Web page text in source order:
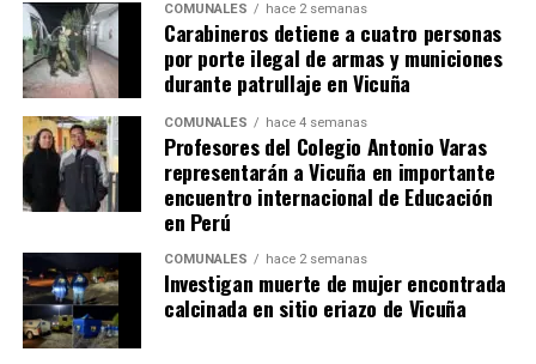
COMUNALES hace 2 semanas
Carabineros detiene a cuatro personas
por porte ilegal de armas y municiones
durante patrullaje en Vicuña
COMUNALES hace 4 semanas
Profesores del Colegio Antonio Varas
representarán a Vicuña en importante
encuentro internacional de Educación
en Perú
COMUNALES hace 2 semanas
Investigan muerte de mujer encontrada
calcinada en sitio eriazo de Vicuña